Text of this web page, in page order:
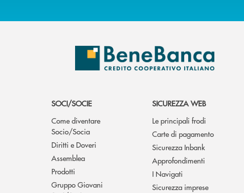
SOCI/SOCIE
Come diventare
Socio/Socia
Diritti e Doveri
Assemblea
Prodotti
Gruppo Giovani
SICUREZZA WEB
Le principali frodi
Carte di pagamento
Sicurezza Inbank
Approfondimenti
I Navigati
Sicurezza imprese